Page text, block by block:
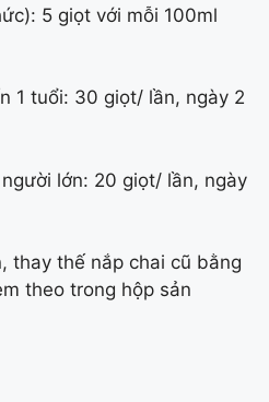
5 giọt với mỗi 100ml
1 tuổi: 30 giọt/ lần, ngày 2
lớn: 20 giọt/ lần, ngày
thay thế nắp chai cũ bằng
theo trong hộp sản